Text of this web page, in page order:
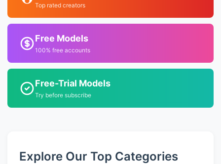
Top rated creators
Free Models
100% free accounts
Free-Trial Models
Try before subscribe
Explore Our Top Categories